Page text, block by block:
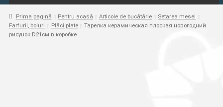
Prima pagină Pentru acasă Articole de bucătărie
Setarea mesei
Farfurii, boluri
Plăci plate
Тарелка керамическая плоская новогодний
рисунок D21см в коробке